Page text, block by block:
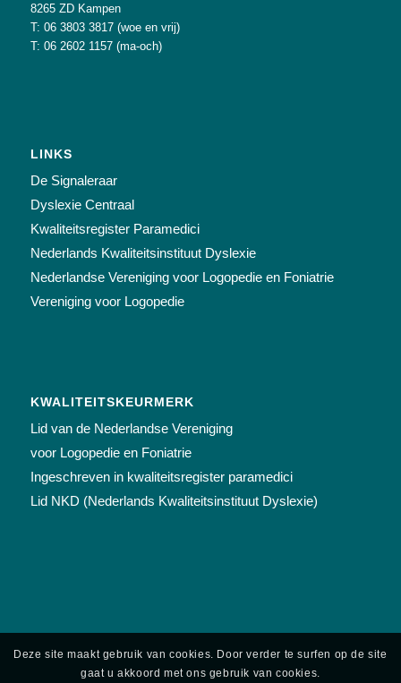
8265 ZD Kampen
T: 06 3803 3817 (woe en vrij)
T: 06 2602 1157 (ma-och)
LINKS
De Signaleraar
Dyslexie Centraal
Kwaliteitsregister Paramedici
Nederlands Kwaliteitsinstituut Dyslexie
Nederlandse Vereniging voor Logopedie en Foniatrie
Vereniging voor Logopedie
KWALITEITSKEURMERK
Lid van de Nederlandse Vereniging
voor Logopedie en Foniatrie
Ingeschreven in kwaliteitsregister paramedici
Lid NKD (Nederlands Kwaliteitsinstituut Dyslexie)
Deze site maakt gebruik van cookies. Door verder te surfen op de site
gaat u akkoord met ons gebruik van cookies.